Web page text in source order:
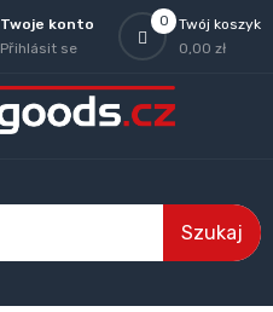
0
Twój koszyk
0,00 zł
Twoje konto
Přihlásit se
Szukaj